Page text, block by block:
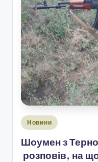
Опубліковано
Новини
Шоумен з
розповів, на